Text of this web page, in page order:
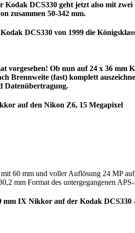
Kodak DCS330 geht jetzt also mit
zusammen 50-342 mm.
DCS330 von 1999 die
vorgesehen! Ob nun auf 24 x 36 mm
Brennweite (fast) komplett
Datenübertragung.
auf den Nikon Z6, 15 Megapixel
60 mm und voller Auflösung 24 MP
mm Format des untergegangenen
mm IX Nikkor auf der Kodak DCS330